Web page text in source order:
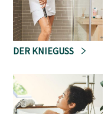
DER KNIEGUSS